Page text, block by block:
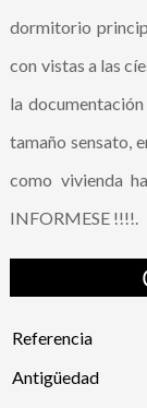
dormitorio
con vistas a las
la
tamaño sensato,
como vivienda
INFORMESE !!!!.
Referencia
Antigüedad